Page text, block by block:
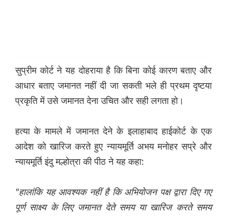
सुप्रीम कोर्ट ने यह दोहराया है कि बिना कोई कारण बताए और
आधार बताए जमानत नहीं दी जा सकती भले ही प्रथम दृष्टया
प्रकृति में उसे जमानत देना उचित और सही लगता हो।
हत्या के मामले में जमानत देने के इलाहाबाद हाईकोर्ट के एक
आदेश को खारिज करते हुए न्यायमूर्ति अभय मनोहर सप्रे और
न्यायमूर्ति इंदु मल्होत्रा ​​की पीठ ने यह कहा:
"हालांकि यह आवश्यक नहीं है कि अभियोजन पक्ष द्वारा दिए गए
पूर्ण साक्ष्य के लिए जमानत देते समय या खारिज करते समय